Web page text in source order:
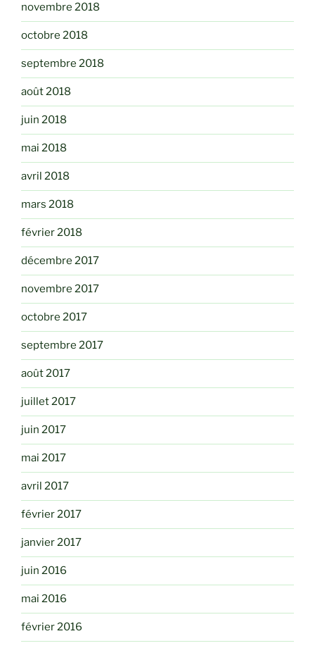
novembre 2018
octobre 2018
septembre 2018
août 2018
juin 2018
mai 2018
avril 2018
mars 2018
février 2018
décembre 2017
novembre 2017
octobre 2017
septembre 2017
août 2017
juillet 2017
juin 2017
mai 2017
avril 2017
février 2017
janvier 2017
juin 2016
mai 2016
février 2016